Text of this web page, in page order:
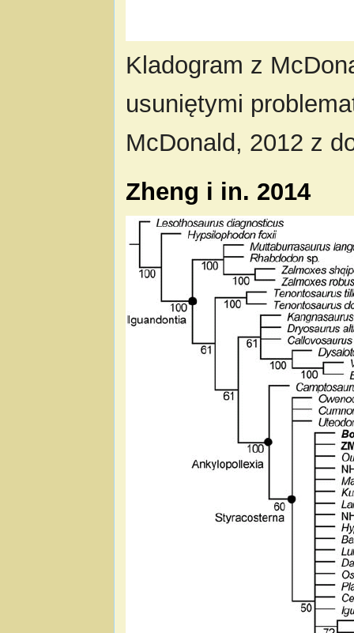
Kladogram z
usuniętymi
McDonald, 2012 z
Zheng i in. 2014